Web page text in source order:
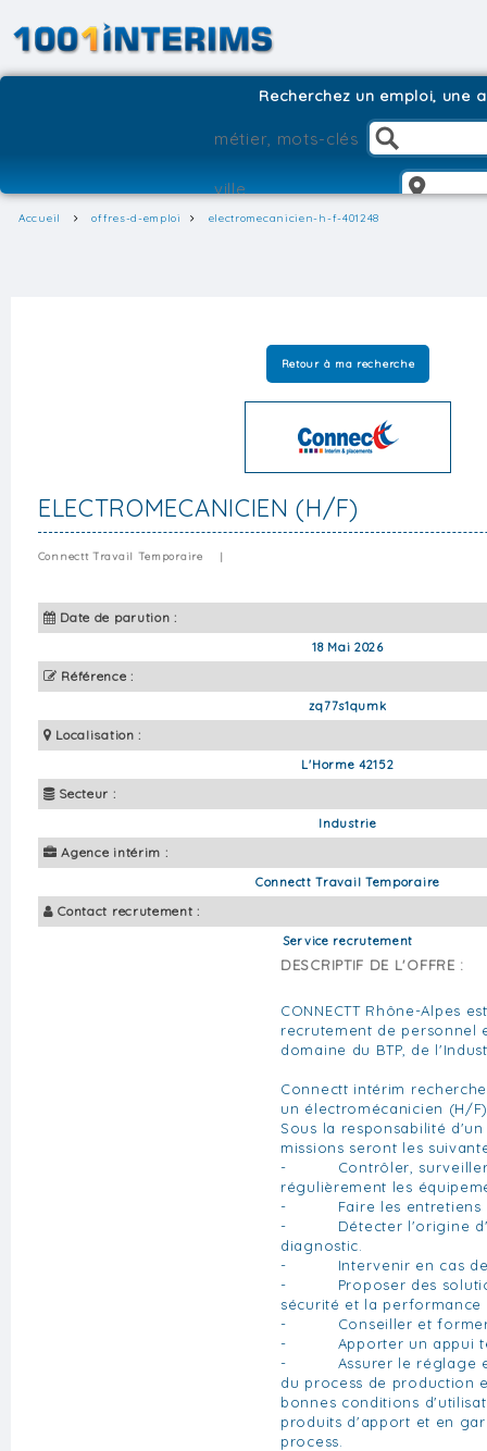
Recherchez un emploi, une
Accueil offres-d-emploi electromecanicien-h-f-401248
Retour à ma recherche
ELECTROMECANICIEN (H/F)
Connectt Travail Temporaire |
Date de parution :
18 Mai 2026
Référence :
zq77s1qumk
Localisation :
L'Horme 42152
Secteur :
Industrie
Agence intérim :
Connectt Travail Temporaire
Contact recrutement :
Service recrutement
DESCRIPTIF DE L'OFFRE :
CONNECTT Rhône-Alpes
recrutement de personnel
domaine du BTP, de
Connectt intérim
un électromécanicien (H/
Sous la responsabilité
missions seront les
- Contrôler, surveiller
régulièrement les
- Faire les entretiens
- Détecter l'origine
diagnostic.
- Intervenir en cas de
- Proposer des
sécurité et la performance
- Conseiller et former
- Apporter un appui
- Assurer le réglage et
du process de production
bonnes conditions
produits d'apport et en
process.